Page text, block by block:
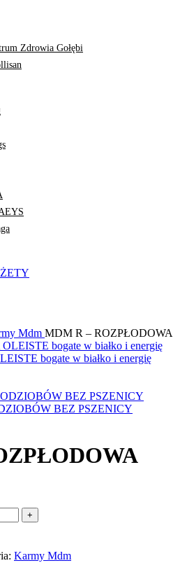
Zdrowia Gołębi
Mdm MDM R – ROZPŁODOWA
bogate w białko i energię
BEZ PSZENICY
Karmy Mdm